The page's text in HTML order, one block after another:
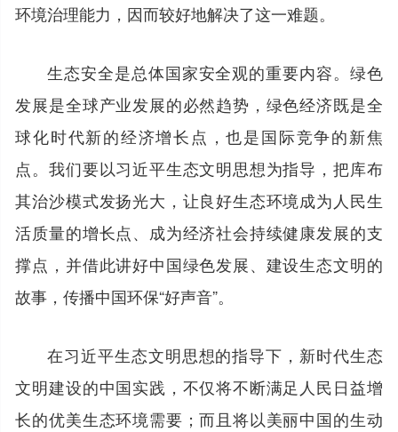
环境治理能力，因而较好地解决了这一难题。
生态安全是总体国家安全观的重要内容。绿色
发展是全球产业发展的必然趋势，绿色经济既是全
球化时代新的经济增长点，也是国际竞争的新焦
点。我们要以习近平生态文明思想为指导，把库布
其治沙模式发扬光大，让良好生态环境成为人民生
活质量的增长点、成为经济社会持续健康发展的支
撑点，并借此讲好中国绿色发展、建设生态文明的
故事，传播中国环保“好声音”。
在习近平生态文明思想的指导下，新时代生态
文明建设的中国实践，不仅将不断满足人民日益增
长的优美生态环境需要；而且将以美丽中国的生动